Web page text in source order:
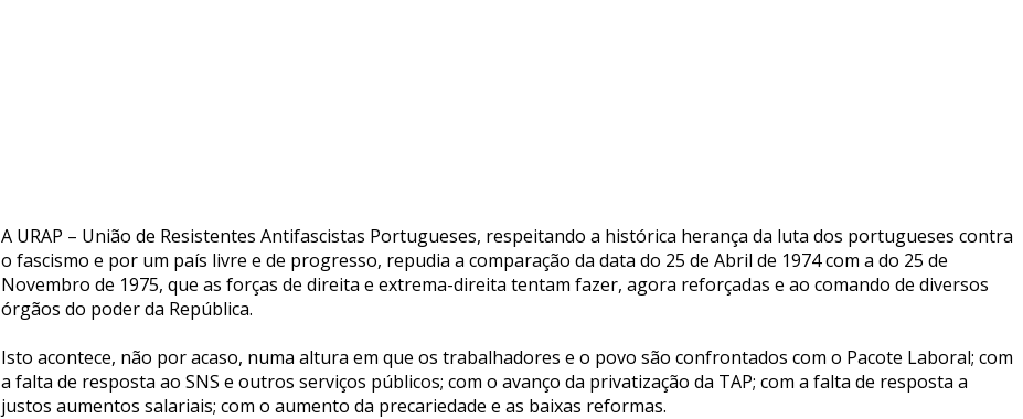
A URAP – União de Resistentes Antifascistas Portugueses, respeitando a histórica herança da luta dos portugueses contra
o fascismo e por um país livre e de progresso, repudia a comparação da data do 25 de Abril de 1974 com a do 25 de
Novembro de 1975, que as forças de direita e extrema-direita tentam fazer, agora reforçadas e ao comando de diversos
órgãos do poder da República.
Isto acontece, não por acaso, numa altura em que os trabalhadores e o povo são confrontados com o Pacote Laboral; com
a falta de resposta ao SNS e outros serviços públicos; com o avanço da privatização da TAP; com a falta de resposta a
justos aumentos salariais; com o aumento da precariedade e as baixas reformas.